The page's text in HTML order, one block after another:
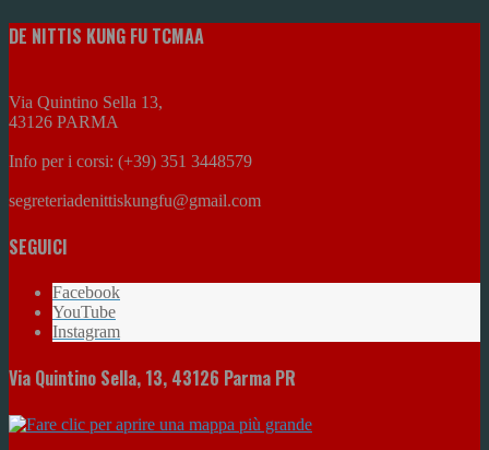
DE NITTIS KUNG FU TCMAA
Via Quintino Sella 13,
43126 PARMA
Info per i corsi: (+39) 351 3448579
segreteriadenittiskungfu@gmail.com
SEGUICI
Facebook
YouTube
Instagram
Via Quintino Sella, 13, 43126 Parma PR